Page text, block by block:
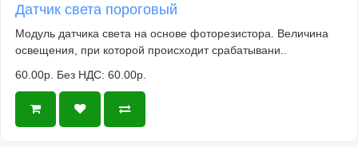
Датчик света пороговый
Модуль датчика света на основе фоторезистора. Величина
освещения, при которой происходит срабатывани..
60.00р. Без НДС: 60.00р.